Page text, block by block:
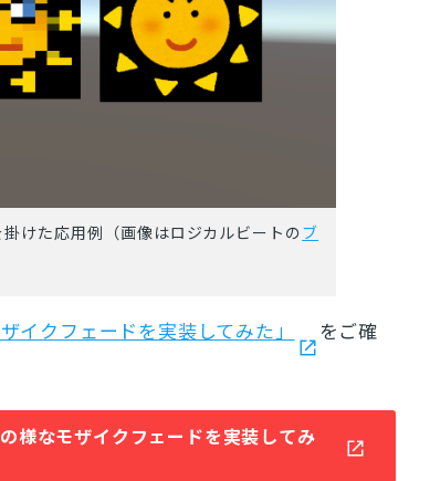
けた応用例（画像はロジカルビートの ブ
イクフェードを実装してみた」
をご確
様なモザイクフェードを実装してみ
とじる
検索